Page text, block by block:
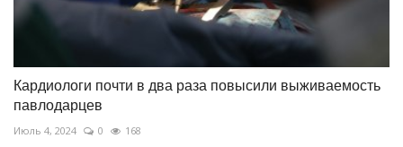
Кардиологи почти в два раза повысили выживаемость
павлодарцев
Июль 4, 2024 0 168